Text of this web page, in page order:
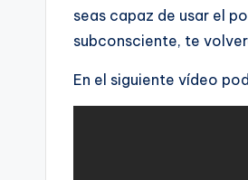
seas capaz de usar el
subconsciente, te
En el siguiente vídeo